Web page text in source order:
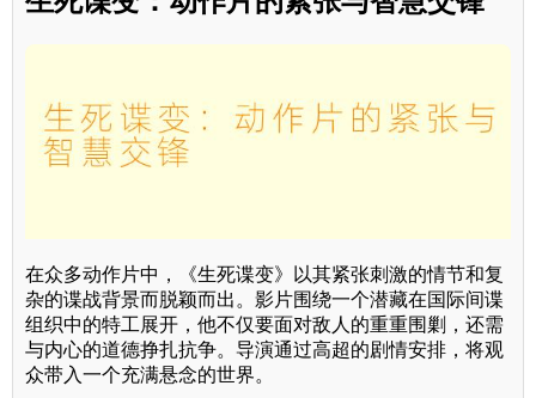
在众多动作片中，《生死谍变》以其紧张刺激的情节和复
杂的谍战背景而脱颖而出。影片围绕一个潜藏在国际间谍
组织中的特工展开，他不仅要面对敌人的重重围剿，还需
与内心的道德挣扎抗争。导演通过高超的剧情安排，将观
众带入一个充满悬念的世界。